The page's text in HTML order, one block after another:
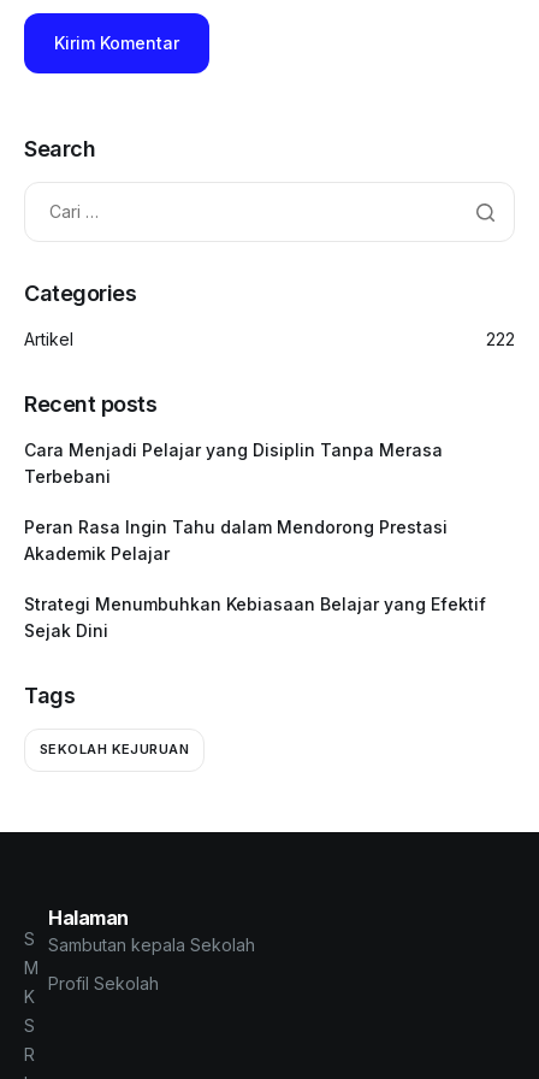
Search
Categories
Artikel 222
Recent posts
Cara Menjadi Pelajar yang Disiplin Tanpa Merasa
Terbebani
Peran Rasa Ingin Tahu dalam Mendorong Prestasi
Akademik Pelajar
Strategi Menumbuhkan Kebiasaan Belajar yang Efektif
Sejak Dini
Tags
SEKOLAH KEJURUAN
S
M
K
S
R
Halaman
Sambutan kepala Sekolah
Profil Sekolah